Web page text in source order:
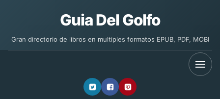
Guia Del Golfo
Gran directorio de libros en multiples formatos EPUB, PDF, MOBI